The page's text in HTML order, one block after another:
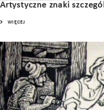
Artystyczne znaki
WIĘCEJ